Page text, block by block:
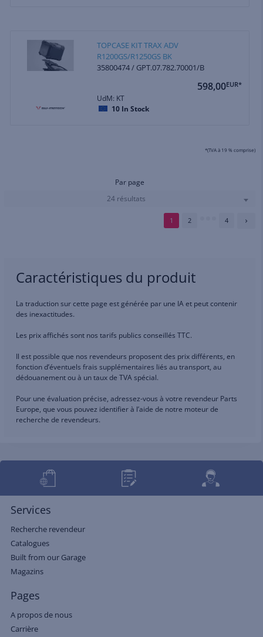
TOPCASE KIT TRAX ADV
R1200GS/R1250GS BK
35800474 / GPT.07.782.70001/B
598,00EUR*
UdM: KT
10 In Stock
*(TVA à 19 % comprise)
Par page
24 résultats
1 2 4
Caractéristiques du produit
La traduction sur cette page est générée par une IA et peut contenir
des inexactitudes.
Les prix affichés sont nos tarifs publics conseillés TTC.
Il est possible que nos revendeurs proposent des prix différents, en
fonction d’éventuels frais supplémentaires liés au transport, au
dédouanement ou à un taux de TVA spécial.
Pour une évaluation précise, adressez-vous à votre revendeur Parts
Europe, que vous pouvez identifier à l’aide de notre moteur de
recherche de revendeurs.
Services
Recherche revendeur
Catalogues
Built from our Garage
Magazins
Pages
A propos de nous
Carrière